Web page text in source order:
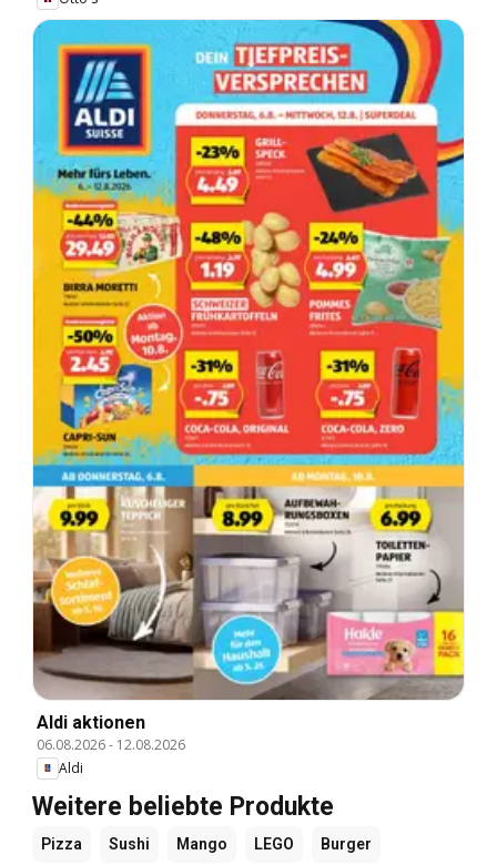
Aldi aktionen
06.08.2026- 12.08.2026
Aldi
Weitere beliebte Produkte
Pizza Sushi Mango LEGO Burger